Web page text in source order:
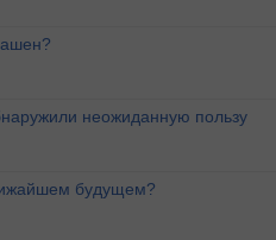
неожиданную пользу
будущем?